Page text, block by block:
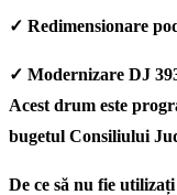
✓ Redimensionare
✓ Modernizare DJ
Acest drum este
bugetul Consiliului
De ce să nu fie